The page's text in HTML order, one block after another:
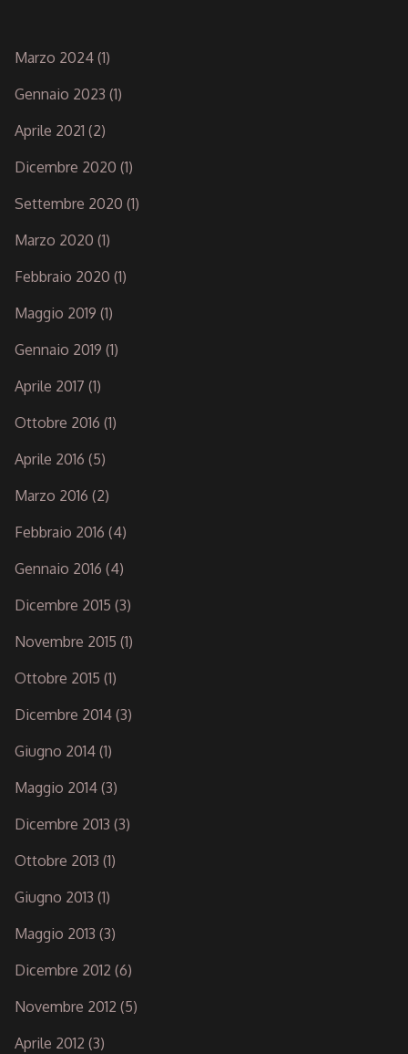
Marzo 2024 (1)
Gennaio 2023 (1)
Aprile 2021 (2)
Dicembre 2020 (1)
Settembre 2020 (1)
Marzo 2020 (1)
Febbraio 2020 (1)
Maggio 2019 (1)
Gennaio 2019 (1)
Aprile 2017 (1)
Ottobre 2016 (1)
Aprile 2016 (5)
Marzo 2016 (2)
Febbraio 2016 (4)
Gennaio 2016 (4)
Dicembre 2015 (3)
Novembre 2015 (1)
Ottobre 2015 (1)
Dicembre 2014 (3)
Giugno 2014 (1)
Maggio 2014 (3)
Dicembre 2013 (3)
Ottobre 2013 (1)
Giugno 2013 (1)
Maggio 2013 (3)
Dicembre 2012 (6)
Novembre 2012 (5)
Aprile 2012 (3)